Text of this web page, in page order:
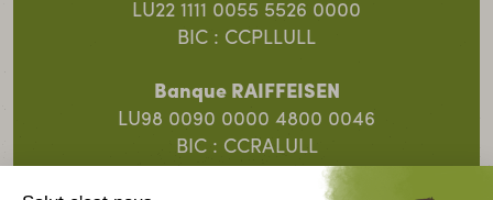
LU22 1111 0055 5526 0000
BIC : CCPLLULL
Banque RAIFFEISEN
LU98 0090 0000 4800 0046
BIC : CCRALULL